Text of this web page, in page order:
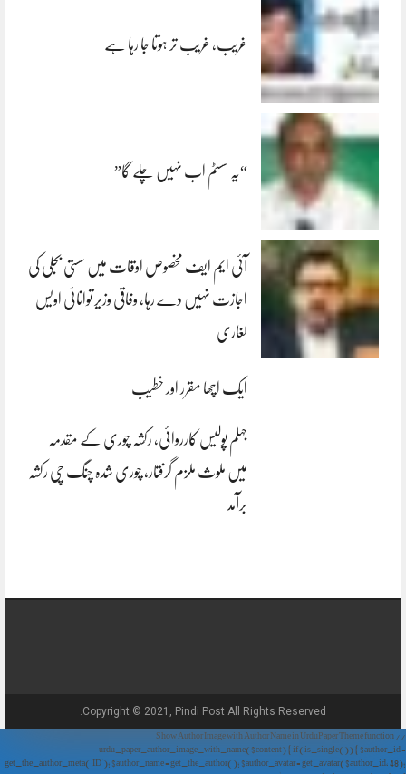
غریب، غریب تر ہوتا جا رہا ہے
“یہ سسٹم اب نہیں چلے گا”
آئی ایم ایف مخصوص اوقات میں سستی بجلی کی
اجازت نہیں دے رہا، وفاقی وزیر توانائی اویس
لغاری
ایک اچھا مقرر اور خطیب
جہلم پولیس کارروائی، رکشہ چوری کے مقدمہ
میں ملوث ملزم گرفتار، چوری شدہ چنگ چی رکشہ
برآمد
Copyright © 2021, Pindi Post All Rights Reserved.
// Show Author Image with Author Name in UrduPaper Theme function
urdu_paper_author_image_with_name($content) { if (is_single()) { $author_id =
get_the_author_meta('ID'); $author_name = get_the_author(); $author_avatar = get_avatar($author_id, 48);